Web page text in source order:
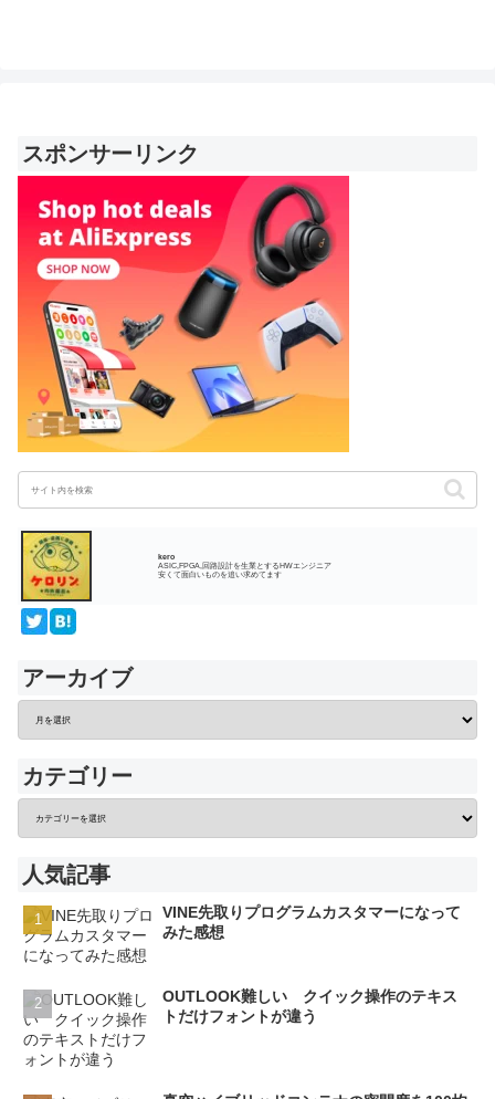
スポンサーリンク
kero
ASIC,FPGA,回路設計を生業とするHWエンジニア
安くて面白いものを追い求めてます
アーカイブ
カテゴリー
人気記事
VINE先取りプログラムカスタマーになって
みた感想
OUTLOOK難しい クイック操作のテキス
トだけフォントが違う